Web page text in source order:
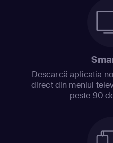
Descarcă aplicația
direct din meniul
peste 90